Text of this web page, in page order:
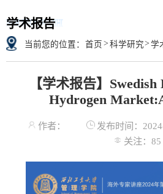
学术报告
RESEARCH
当前您的位置： 首页 > 科学研究> 学
【学术报告】
Hydrogen
作者： 发布时间：
关注： 85